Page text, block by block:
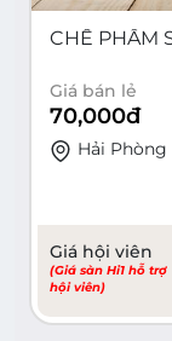
CHẾ PHẨM
Giá bán lẻ
70,000đ
Hải Phòng
Giá hội viên
(Giá sàn Hi1 hỗ trợ
hội viên)